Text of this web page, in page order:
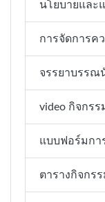
นโยบายและ
การจัดการค
จรรยาบรรณ
video กิจกรร
แบบฟอร์มก
ตารางกิจกร